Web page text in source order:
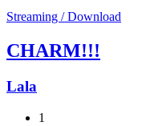
Streaming / Download
CHARM!!!
Lala
1